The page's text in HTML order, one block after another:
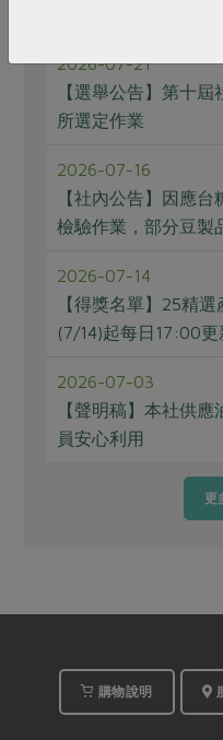
2026-07-21
【選舉公告】第十
所選定作業
2026-07-16
【社內公告】因應
檢驗作業，部分豆製
2026-07-14
【得獎名單】25精
(7/14)起每日17:00更
2026-07-03
【聲明稿】本社供
員安心利用
更
購物說明